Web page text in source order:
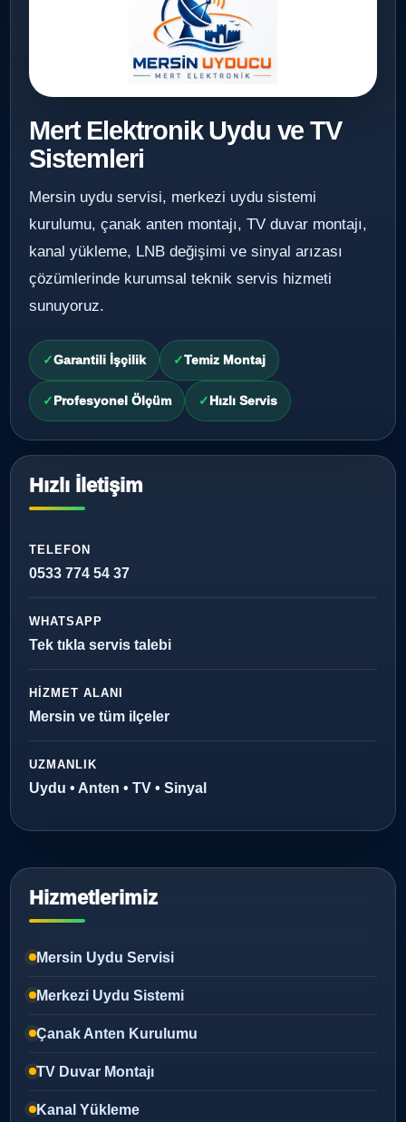
Mert Elektronik Uydu ve TV
Sistemleri
Mersin uydu servisi, merkezi uydu sistemi
kurulumu, çanak anten montajı, TV duvar montajı,
kanal yükleme, LNB değişimi ve sinyal arızası
çözümlerinde kurumsal teknik servis hizmeti
sunuyoruz.
Garantili İşçilik Temiz Montaj
Profesyonel Ölçüm Hızlı Servis
Hızlı İletişim
TELEFON
0533 774 54 37
WHATSAPP
Tek tıkla servis talebi
HIZMET ALANI
Mersin ve tüm ilçeler
UZMANLIK
Uydu • Anten • TV • Sinyal
Hizmetlerimiz
Mersin Uydu Servisi
Merkezi Uydu Sistemi
Çanak Anten Kurulumu
TV Duvar Montajı
Kanal Yükleme